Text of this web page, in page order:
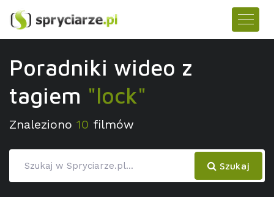
Poradniki wideo z
tagiem "lock"
Znaleziono 10 filmów
Szukaj